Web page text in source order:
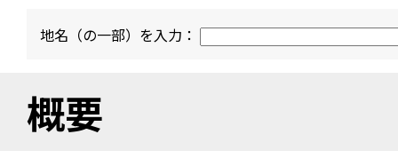
地名（の一部）を入力：
概要